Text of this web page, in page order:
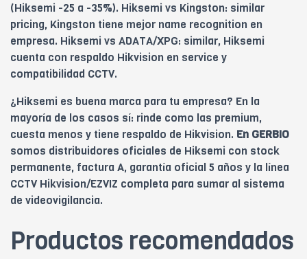
(Hiksemi -25 a -35%). Hiksemi vs Kingston: similar
pricing, Kingston tiene mejor name recognition en
empresa. Hiksemi vs ADATA/XPG: similar, Hiksemi
cuenta con respaldo Hikvision en service y
compatibilidad CCTV.
¿Hiksemi es buena marca para tu empresa? En la
mayoría de los casos sí: rinde como las premium,
cuesta menos y tiene respaldo de Hikvision. En GERBIO
somos distribuidores oficiales de Hiksemi con stock
permanente, factura A, garantía oficial 5 años y la línea
CCTV Hikvision/EZVIZ completa para sumar al sistema
de videovigilancia.
Productos recomendados